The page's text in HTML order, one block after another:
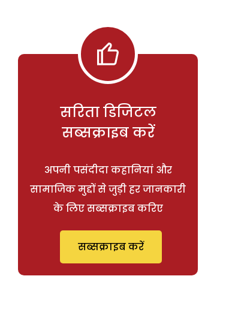
सरिता डिजिटल
सब्सक्राइब करें
अपनी पसंदीदा कहानियां और
सामाजिक मुद्दों से जुड़ी हर जानकारी
के लिए सब्सक्राइब करिए
सब्सक्राइब करें